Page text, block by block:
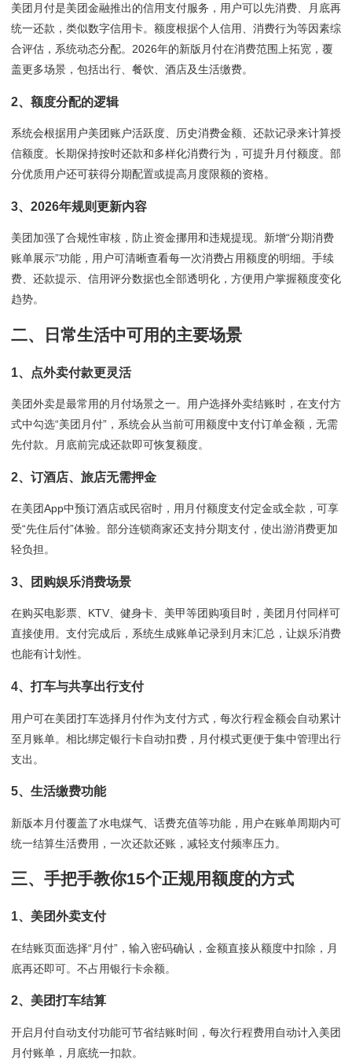
美团月付是美团金融推出的信用支付服务，用户可以先消费、月底再
统一还款，类似数字信用卡。额度根据个人信用、消费行为等因素综
合评估，系统动态分配。2026年的新版月付在消费范围上拓宽，覆
盖更多场景，包括出行、餐饮、酒店及生活缴费。
2、额度分配的逻辑
系统会根据用户美团账户活跃度、历史消费金额、还款记录来计算授
信额度。长期保持按时还款和多样化消费行为，可提升月付额度。部
分优质用户还可获得分期配置或提高月度限额的资格。
3、2026年规则更新内容
美团加强了合规性审核，防止资金挪用和违规提现。新增“分期消费
账单展示”功能，用户可清晰查看每一次消费占用额度的明细。手续
费、还款提示、信用评分数据也全部透明化，方便用户掌握额度变化
趋势。
二、日常生活中可用的主要场景
1、点外卖付款更灵活
美团外卖是最常用的月付场景之一。用户选择外卖结账时，在支付方
式中勾选“美团月付”，系统会从当前可用额度中支付订单金额，无需
先付款。月底前完成还款即可恢复额度。
2、订酒店、旅店无需押金
在美团App中预订酒店或民宿时，用月付额度支付定金或全款，可享
受“先住后付”体验。部分连锁商家还支持分期支付，使出游消费更加
轻负担。
3、团购娱乐消费场景
在购买电影票、KTV、健身卡、美甲等团购项目时，美团月付同样可
直接使用。支付完成后，系统生成账单记录到月末汇总，让娱乐消费
也能有计划性。
4、打车与共享出行支付
用户可在美团打车选择月付作为支付方式，每次行程金额会自动累计
至月账单。相比绑定银行卡自动扣费，月付模式更便于集中管理出行
支出。
5、生活缴费功能
新版本月付覆盖了水电煤气、话费充值等功能，用户在账单周期内可
统一结算生活费用，一次还款还账，减轻支付频率压力。
三、手把手教你15个正规用额度的方式
1、美团外卖支付
在结账页面选择“月付”，输入密码确认，金额直接从额度中扣除，月
底再还即可。不占用银行卡余额。
2、美团打车结算
开启月付自动支付功能可节省结账时间，每次行程费用自动计入美团
月付账单，月底统一扣款。